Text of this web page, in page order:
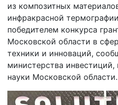
из композитных
инфракрасной
победителем конкурса
Московской области в
техники и инноваций,
министерства
науки Московской области.